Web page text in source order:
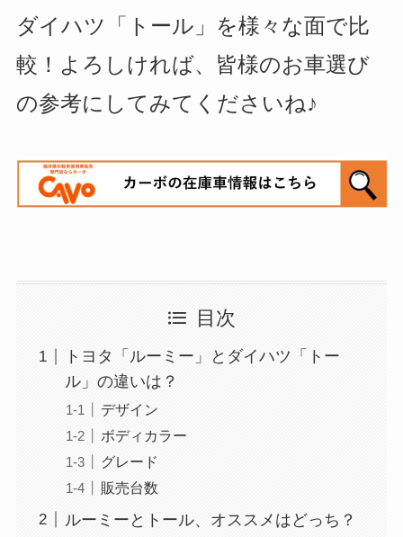
ダイハツ「トール」を様々な面で比
較！ よろしければ、皆様のお車選び
の参考にしてみてくださいね♪
目次
トヨタ「ルーミー」とダイハツ「トー
ル」の違いは？
デザイン
ボディカラー
グレード
販売台数
ルーミーとトール、オススメはどっち？